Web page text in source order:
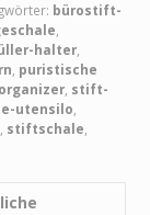
bürostift-
halter
puristische
stift-
utensilo
stiftschale